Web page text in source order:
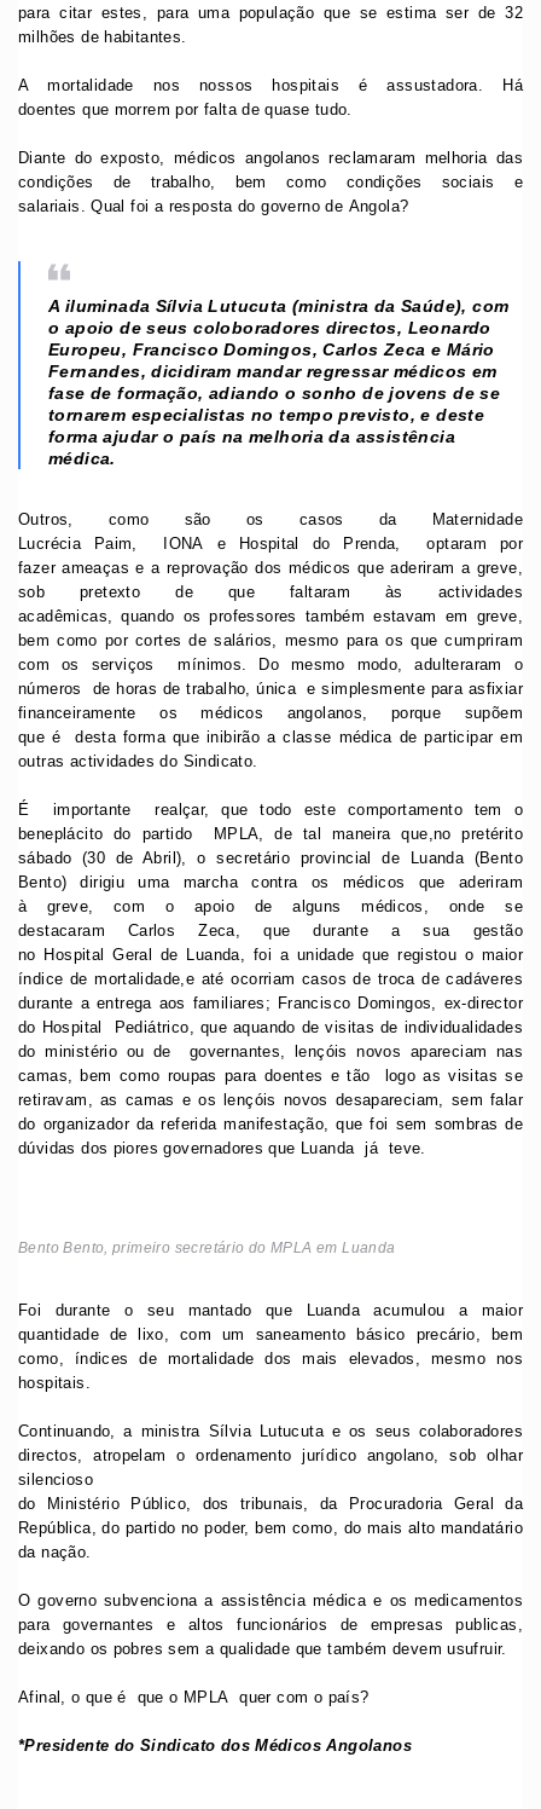
para citar estes, para uma população que se estima ser de 32
milhões de habitantes.
A mortalidade nos nossos hospitais é assustadora. Há
doentes que morrem por falta de quase tudo.
Diante do exposto, médicos angolanos reclamaram melhoria das
condições de trabalho, bem como condições sociais e
salariais. Qual foi a resposta do governo de Angola?
A iluminada Sílvia Lutucuta (ministra da Saúde), com
o apoio de seus coloboradores directos, Leonardo
Europeu, Francisco Domingos, Carlos Zeca e Mário
Fernandes, dicidiram mandar regressar médicos em
fase de formação, adiando o sonho de jovens de se
tornarem especialistas no tempo previsto, e deste
forma ajudar o país na melhoria da assistência
médica.
Outros, como são os casos da Maternidade
Lucrécia Paim, IONA e Hospital do Prenda, optaram por
fazer ameaças e a reprovação dos médicos que aderiram a greve,
sob pretexto de que faltaram às actividades
acadêmicas, quando os professores também estavam em greve,
bem como por cortes de salários, mesmo para os que cumpriram
com os serviços mínimos. Do mesmo modo, adulteraram o
números de horas de trabalho, única e simplesmente para asfixiar
financeiramente os médicos angolanos, porque supõem
que é desta forma que inibirão a classe médica de participar em
outras actividades do Sindicato.
É importante realçar, que todo este comportamento tem o
beneplácito do partido MPLA, de tal maneira que,no pretérito
sábado (30 de Abril), o secretário provincial de Luanda (Bento
Bento) dirigiu uma marcha contra os médicos que aderiram
à greve, com o apoio de alguns médicos, onde se
destacaram Carlos Zeca, que durante a sua gestão
no Hospital Geral de Luanda, foi a unidade que registou o maior
índice de mortalidade,e até ocorriam casos de troca de cadáveres
durante a entrega aos familiares; Francisco Domingos, ex-director
do Hospital Pediátrico, que aquando de visitas de individualidades
do ministério ou de governantes, lençóis novos apareciam nas
camas, bem como roupas para doentes e tão logo as visitas se
retiravam, as camas e os lençóis novos desapareciam, sem falar
do organizador da referida manifestação, que foi sem sombras de
dúvidas dos piores governadores que Luanda já teve.
Bento Bento, primeiro secretário do MPLA em Luanda
Foi durante o seu mantado que Luanda acumulou a maior
quantidade de lixo, com um saneamento básico precário, bem
como, índices de mortalidade dos mais elevados, mesmo nos
hospitais.
Continuando, a ministra Sílvia Lutucuta e os seus colaboradores
directos, atropelam o ordenamento jurídico angolano, sob olhar
silencioso
do Ministério Público, dos tribunais, da Procuradoria Geral da
República, do partido no poder, bem como, do mais alto mandatário
da nação.
O governo subvenciona a assistência médica e os medicamentos
para governantes e altos funcionários de empresas publicas,
deixando os pobres sem a qualidade que também devem usufruir.
Afinal, o que é que o MPLA quer com o país?
*Presidente do Sindicato dos Médicos Angolanos